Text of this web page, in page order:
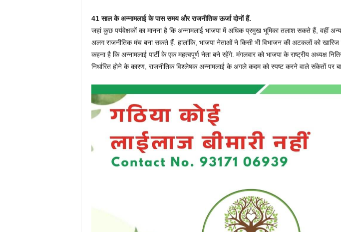
41 साल के अन्नामलाई के पास समय और राजनीतिक ऊर्जा दोनों हैं.
जहां कुछ पर्यवेक्षकों का मानना ​​है कि अन्नामलाई भाजपा में अधिक प्रमुख भूमिका तलाश सकते हैं, वहीं
अलग राजनीतिक मंच बना सकते हैं. हालांकि, भाजपा नेताओं ने किसी भी विभाजन की अटकलों को
कहना है कि अन्नामलाई पार्टी के एक महत्वपूर्ण नेता बने रहेंगे. मंगलवार को भाजपा के राष्ट्रीय अध्यक्ष
निर्धारित होने के कारण, राजनीतिक विश्लेषक अन्नामलाई के अगले कदम को स्पष्ट करने वाले संकेतों पर